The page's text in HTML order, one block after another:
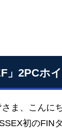
」2PCホ
さま、こんに
初のFIN